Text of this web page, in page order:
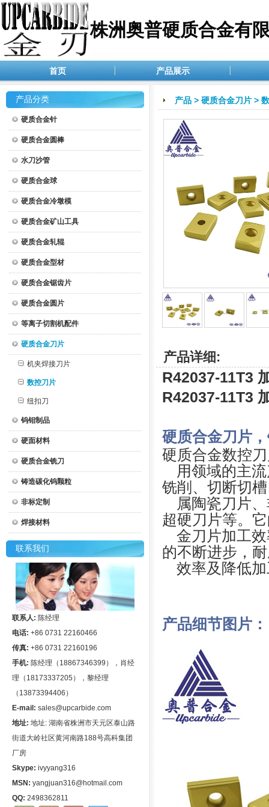
株洲奥普硬质合金有
首页 产品展示
产品分类
硬质合金针
硬质合金圆棒
水刀沙管
硬质合金球
硬质合金冷墩模
硬质合金矿山工具
硬质合金轧辊
硬质合金型材
硬质合金锯齿片
硬质合金圆片
等离子切割机配件
硬质合金刀片
机夹焊接刀片
数控刀片
纽扣刀
钨钼制品
硬面材料
硬质合金铣刀
铸造碳化钨颗粒
非标定制
焊接材料
联系我们
联系人: 陈经理
电话: +86 0731 22160466
传真: +86 0731 22160196
手机: 陈经理（18867346399），肖经
理（18173337205），黎经理
（13873394406）
E-mail: sales@upcarbide.com
地址: 地址: 湖南省株洲市天元区泰山路
街道大岭社区黄河南路188号高科集团
厂房
Skype: ivyyang316
MSN: yangjuan316@hotmail.com
QQ: 2498362811
产品 > 硬质合金刀片 >
产品详细:
R42037-11T3
R42037-11T3
硬质合金刀片
硬质合金数控
用领域的主
铣削、切断切
属陶瓷刀片
超硬刀片等。
金刀片加工
的不断进步，
效率及降低
产品细节图片：